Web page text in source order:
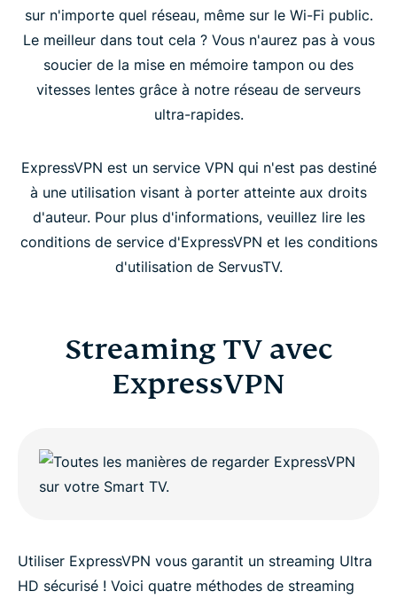
sur n'importe quel réseau, même sur le Wi-Fi public.
Le meilleur dans tout cela ? Vous n'aurez pas à vous
soucier de la mise en mémoire tampon ou des
vitesses lentes grâce à notre réseau de serveurs
ultra-rapides.
ExpressVPN est un service VPN qui n'est pas destiné
à une utilisation visant à porter atteinte aux droits
d'auteur. Pour plus d'informations, veuillez lire les
conditions de service d'ExpressVPN et les conditions
d'utilisation de ServusTV.
Streaming TV avec
ExpressVPN
Utiliser ExpressVPN vous garantit un streaming Ultra
HD sécurisé ! Voici quatre méthodes de streaming